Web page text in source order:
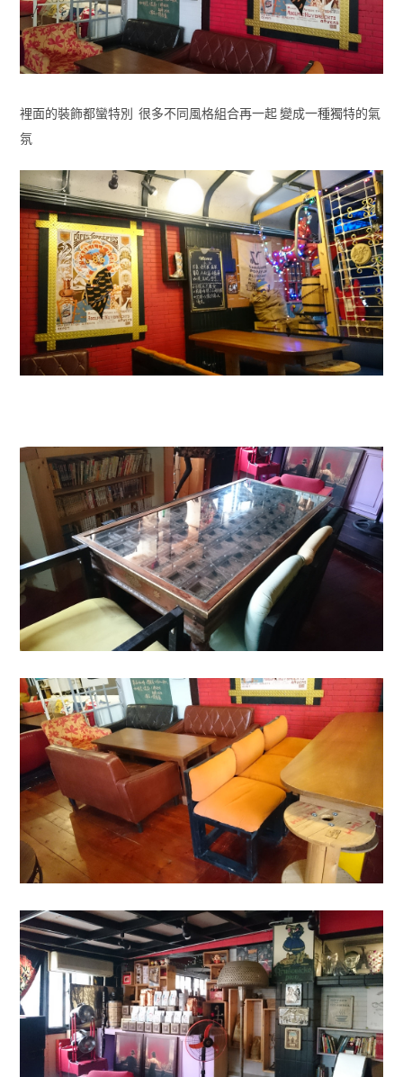
裡面的裝飾都蠻特別 很多不同風格組合再一起 變成一種獨特的氣
氛